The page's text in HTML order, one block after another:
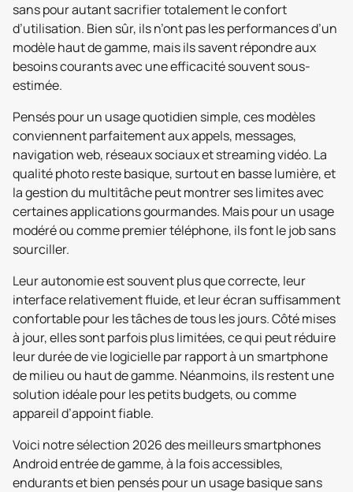
sans pour autant sacrifier totalement le confort
d’utilisation. Bien sûr, ils n’ont pas les performances d’un
modèle haut de gamme, mais ils savent répondre aux
besoins courants avec une efficacité souvent sous-
estimée.
Pensés pour un usage quotidien simple, ces modèles
conviennent parfaitement aux appels, messages,
navigation web, réseaux sociaux et streaming vidéo. La
qualité photo reste basique, surtout en basse lumière, et
la gestion du multitâche peut montrer ses limites avec
certaines applications gourmandes. Mais pour un usage
modéré ou comme premier téléphone, ils font le job sans
sourciller.
Leur autonomie est souvent plus que correcte, leur
interface relativement fluide, et leur écran suffisamment
confortable pour les tâches de tous les jours. Côté mises
à jour, elles sont parfois plus limitées, ce qui peut réduire
leur durée de vie logicielle par rapport à un smartphone
de milieu ou haut de gamme. Néanmoins, ils restent une
solution idéale pour les petits budgets, ou comme
appareil d’appoint fiable.
Voici notre sélection 2026 des meilleurs smartphones
Android entrée de gamme, à la fois accessibles,
endurants et bien pensés pour un usage basique sans